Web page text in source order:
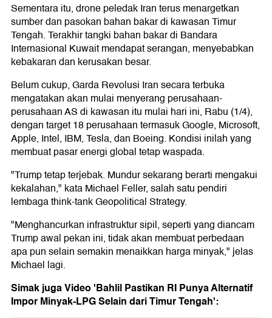
Sementara itu, drone peledak Iran terus menargetkan
sumber dan pasokan bahan bakar di kawasan Timur
Tengah. Terakhir tangki bahan bakar di Bandara
Internasional Kuwait mendapat serangan, menyebabkan
kebakaran dan kerusakan besar.
Belum cukup, Garda Revolusi Iran secara terbuka
mengatakan akan mulai menyerang perusahaan-
perusahaan AS di kawasan itu mulai hari ini, Rabu (1/4),
dengan target 18 perusahaan termasuk Google, Microsoft,
Apple, Intel, IBM, Tesla, dan Boeing. Kondisi inilah yang
membuat pasar energi global tetap waspada.
"Trump tetap terjebak. Mundur sekarang berarti mengakui
kekalahan," kata Michael Feller, salah satu pendiri
lembaga think-tank Geopolitical Strategy.
"Menghancurkan infrastruktur sipil, seperti yang diancam
Trump awal pekan ini, tidak akan membuat perbedaan
apa pun selain semakin menaikkan harga minyak," jelas
Michael lagi.
Simak juga Video 'Bahlil Pastikan RI Punya Alternatif
Impor Minyak-LPG Selain dari Timur Tengah':